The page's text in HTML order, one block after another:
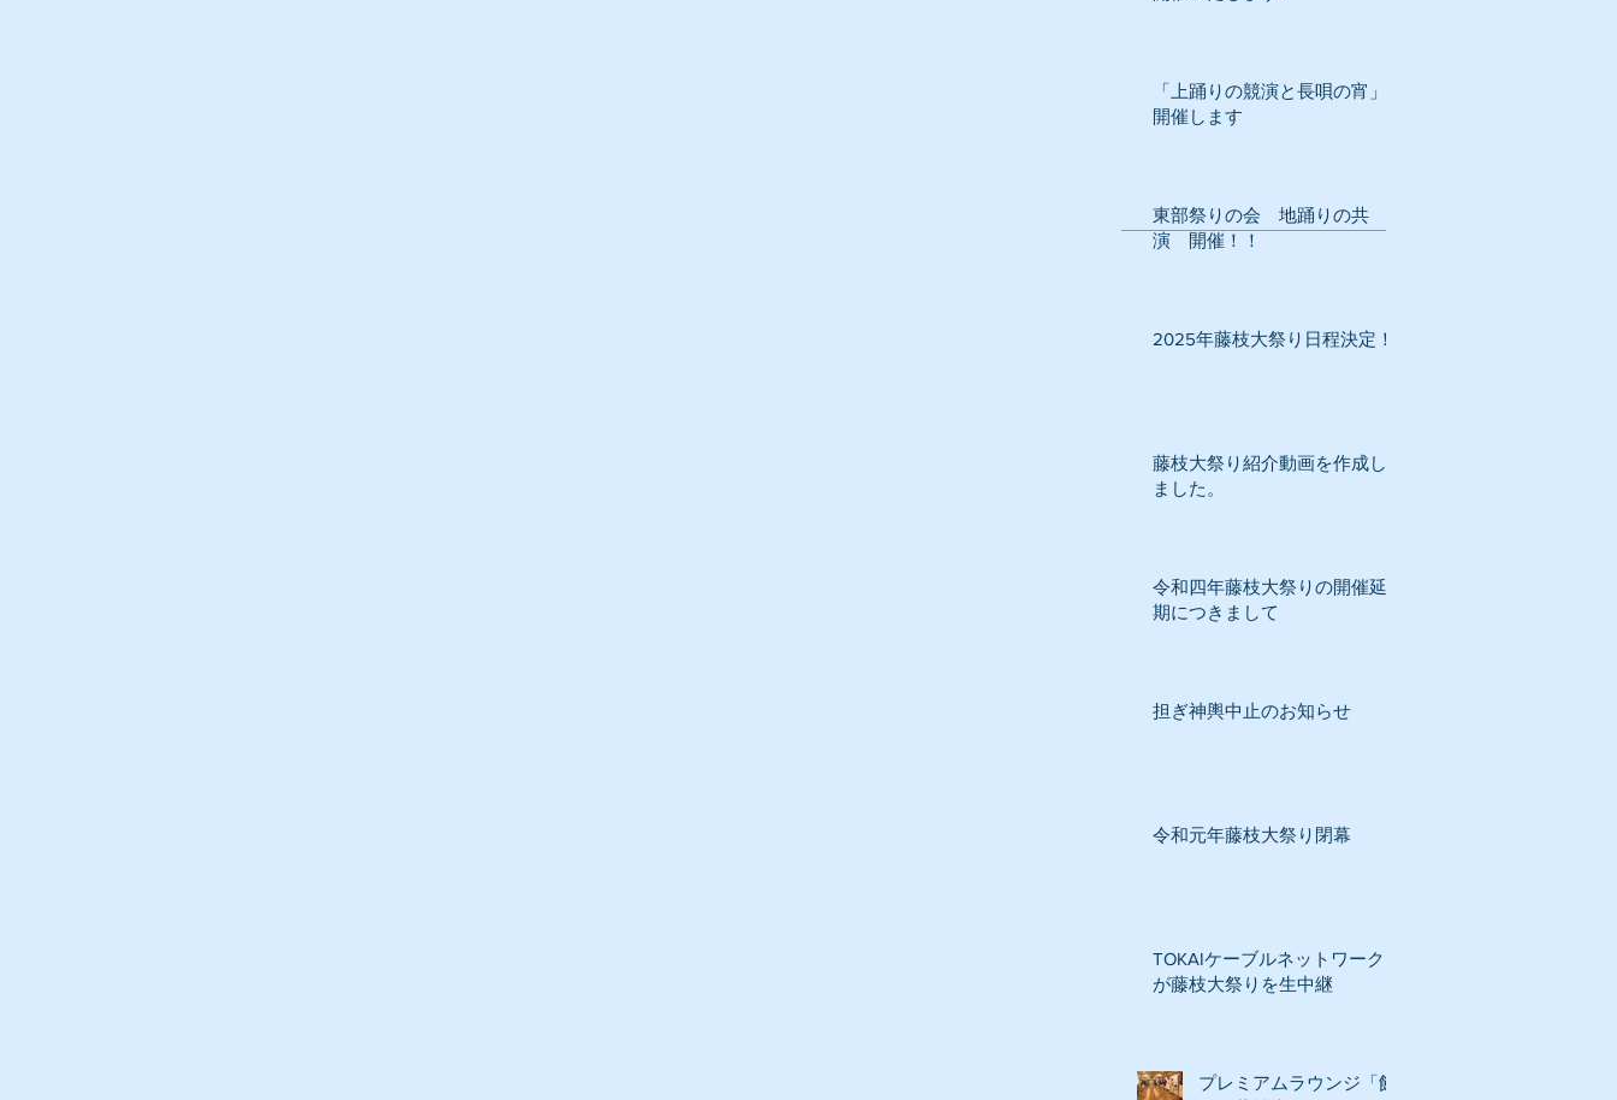
「上踊りの競演と長唄の宵」
開催します
東部祭りの会 地踊りの共
演 開催！！
2025年藤枝大祭り日程決定！
藤枝大祭り紹介動画を作成し
ました。
令和四年藤枝大祭りの開催延
期につきまして
担ぎ神輿中止のお知らせ
令和元年藤枝大祭り閉幕
TOKAIケーブルネットワーク
が藤枝大祭りを生中継
プレミアムラウンジ「飾